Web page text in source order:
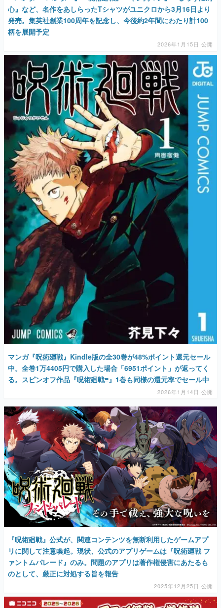
心』など、名作をあしらったTシャツがユニクロから3月16日より
発売。集英社創業100周年を記念し、今後約2年間にわたり計100
柄を展開予定
2026年1月15日 公開
マンガ『呪術廻戦』Kindle版の全30巻が48%ポイント還元セール
中。全巻1万4405円で購入した場合「6951ポイント」が返ってく
る。スピンオフ作品『呪術廻戦≡』1巻も同様の還元率でセール中
2026年1月14日 公開
『呪術廻戦』公式が、関連コンテンツを無断利用したゲームアプ
リに関して注意喚起。現状、公式のアプリゲームは『呪術廻戦 フ
ァントムパレード』のみ。問題のアプリは著作権侵害にあたるも
のとして、厳正に対処する旨を報告
2025年12月25日 公開